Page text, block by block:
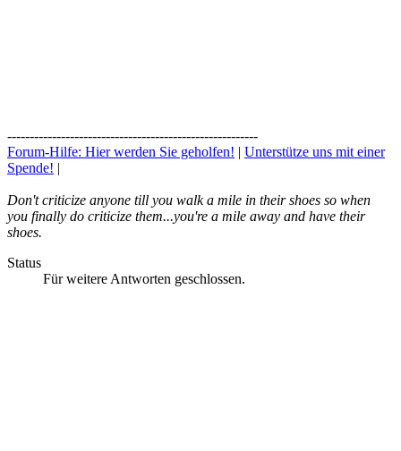
--------------------------------------------------------
Forum-Hilfe: Hier werden Sie geholfen!
Unterstütze uns mit einer
Spende!
Don't criticize anyone till you walk a mile in their shoes so when
you finally do criticize them...you're a mile away and have their
shoes.
Status
Für weitere Antworten geschlossen.